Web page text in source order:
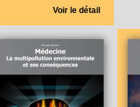
Voir le détail